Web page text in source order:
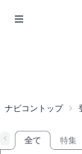
ナビコントップ
全て 特集